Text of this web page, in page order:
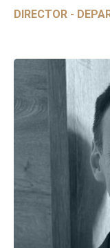
DIRECTOR -